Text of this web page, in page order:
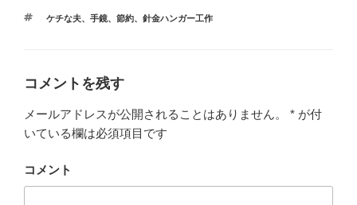
ゴ
タ
ケチな夫、 手鏡、 節約、 針金ハンガー工作
コメントを残す
メールアドレスが公開されることはありません。 * が付
いている欄は必須項目です
コメント